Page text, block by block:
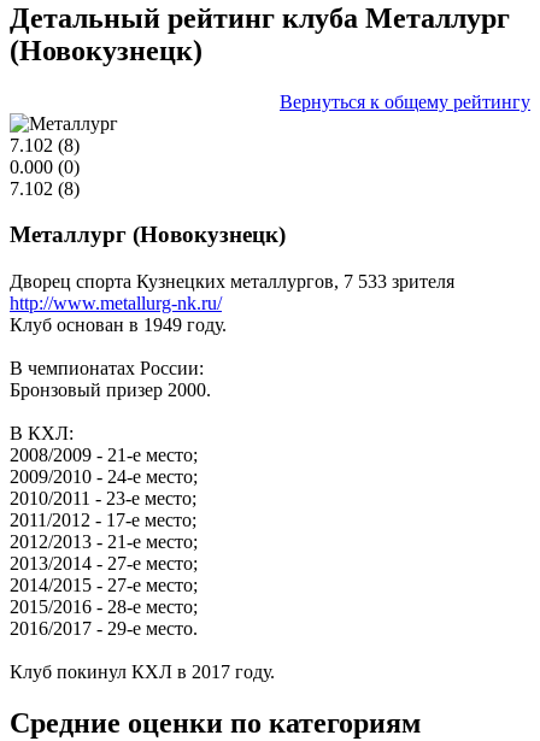
Детальный рейтинг клуба Металлург
(Новокузнецк)
Вернуться к общему рейтингу
7.102 (8)
0.000 (0)
7.102 (8)
Металлург (Новокузнецк)
Дворец спорта Кузнецких металлургов, 7 533 зрителя
http://www.metallurg-nk.ru/
Клуб основан в 1949 году.
В чемпионатах России:
Бронзовый призер 2000.
В КХЛ:
2008/2009 - 21-е место;
2009/2010 - 24-е место;
2010/2011 - 23-е место;
2011/2012 - 17-е место;
2012/2013 - 21-е место;
2013/2014 - 27-е место;
2014/2015 - 27-е место;
2015/2016 - 28-е место;
2016/2017 - 29-е место.
Клуб покинул КХЛ в 2017 году.
Средние оценки по категориям